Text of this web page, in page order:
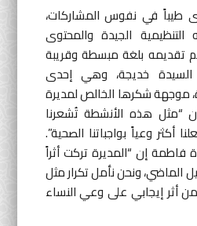
طيباً في نفوس المشاركات،
الجيدة والمحتوى
تقديمه بلغة مبسطة وقريبة
خديجة، وهي إحدى
موجهة شكرها الخالص لمديرة
“مثل هذه الأنشطة تُشعرنا
أكثر وعياً بواجباتنا الصحية”.
فاطمة إن “المديرة تركت أثراً
الماضي، ونحن نأمل تكرار مثل
أثر إيجابي على وعي النساء